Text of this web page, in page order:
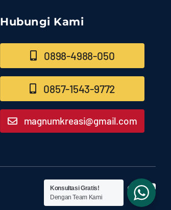
Hubungi Kami
0898-4988-050
0857-1543-9772
magnumkreasi@gmail.com
Konsultasi Gratis!
Dengan Team Kami